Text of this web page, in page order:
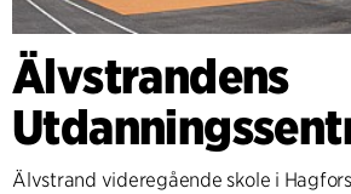
Älvstrandens
Älvstrand videregående skole i